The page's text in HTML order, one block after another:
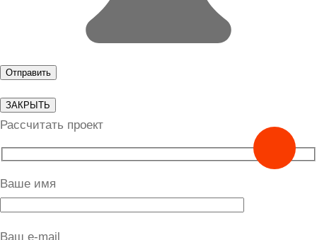
ЗАКРЫТЬ
Рассчитать проект
Ваше имя
Ваш e-mail